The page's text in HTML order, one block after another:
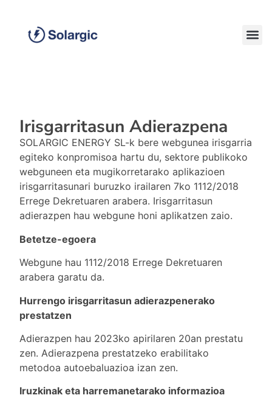
Irisgarritasun Adierazpena
SOLARGIC ENERGY SL-k bere webgunea irisgarria
egiteko konpromisoa hartu du, sektore publikoko
webguneen eta mugikorretarako aplikazioen
irisgarritasunari buruzko irailaren 7ko 1112/2018
Errege Dekretuaren arabera. Irisgarritasun
adierazpen hau webgune honi aplikatzen zaio.
Betetze-egoera
Webgune hau 1112/2018 Errege Dekretuaren
arabera garatu da.
Hurrengo irisgarritasun adierazpenerako
prestatzen
Adierazpen hau 2023ko apirilaren 20an prestatu
zen. Adierazpena prestatzeko erabilitako
metodoa autoebaluazioa izan zen.
Iruzkinak eta harremanetarako informazioa